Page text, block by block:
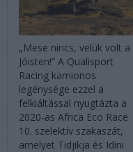
„Mese nincs, velük volt a
Jóisten!” A Qualisport
Racing kamionos
legénysége ezzel a
felkiáltással nyugtázta a
2020-as Africa Eco Race
10. szelektív szakaszát,
amelyet Tidjikja és Idini